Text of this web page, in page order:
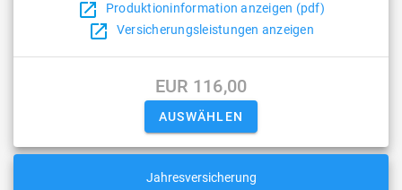
open_in_new Produktioninformation anzeigen (pdf)
open_in_new Versicherungsleistungen anzeigen
EUR 116,00
Jahresversicherung